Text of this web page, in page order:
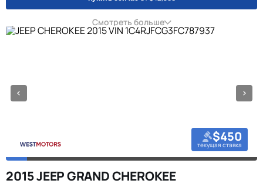
Смотреть больше
$450
текущая ставка
2015 JEEP GRAND CHEROKEE